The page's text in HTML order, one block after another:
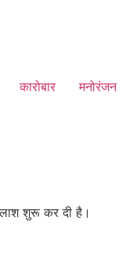
कारोबार मनोरंजन
शुरू कर दी है।